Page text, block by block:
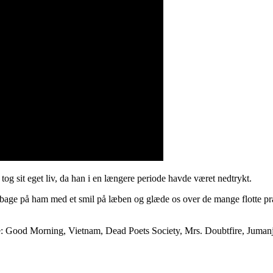
sit eget liv, da han i en længere periode havde været nedtrykt.
på ham med et smil på læben og glæde os over de mange flotte
Morning, Vietnam, Dead Poets Society, Mrs. Doubtfire,